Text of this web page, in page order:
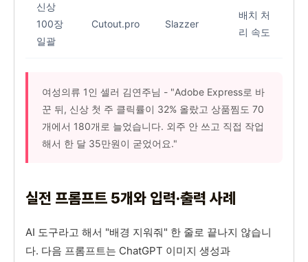
신상
100장
일괄
Cutout.pro Slazzer
배치 처
리 속도
여성의류 1인 셀러 김연주님 - "Adobe Express로 바
꾼 뒤, 신상 첫 주 클릭률이 32% 올랐고 상품찜도 70
개에서 180개로 늘었습니다. 외주 안 쓰고 직접 작업
해서 한 달 35만원이 굳었어요."
실전 프롬프트 5개와 입력·출력 사례
AI 도구라고 해서 "배경 지워줘" 한 줄로 끝나지 않습니
다. 다음 프롬프트는 ChatGPT 이미지 생성과